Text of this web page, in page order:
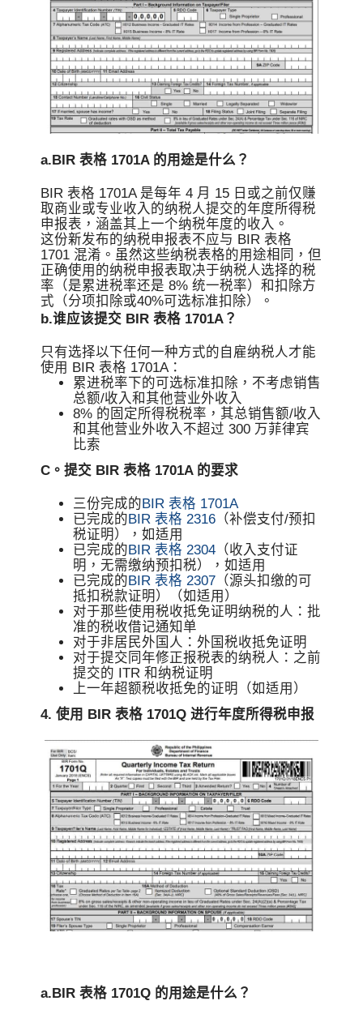
a.BIR 表格 1701A 的用途是什么？
BIR 表格 1701A 是每年 4 月 15 日或之前仅赚
取商业或专业收入的纳税人提交的年度所得税
申报表，涵盖其上一个纳税年度的收入。
这份新发布的纳税申报表不应与 BIR 表格
1701 混淆。虽然这些纳税表格的用途相同，但
正确使用的纳税申报表取决于纳税人选择的税
率（是累进税率还是 8% 统一税率）和扣除方
式（分项扣除或40%可选标准扣除）。
b.谁应该提交 BIR 表格 1701A？
只有选择以下任何一种方式的自雇纳税人才能
使用 BIR 表格 1701A：
累进税率下的可选标准扣除，不考虑销售
总额/收入和其他营业外收入
8% 的固定所得税税率，其总销售额/收入
和其他营业外收入不超过 300 万菲律宾
比索
C。提交 BIR 表格 1701A 的要求
三份完成的BIR 表格 1701A
已完成的BIR 表格 2316 （补偿支付/预扣
税证明），如适用
已完成的BIR 表格 2304 （收入支付证
明，无需缴纳预扣税），如适用
已完成的BIR 表格 2307 （源头扣缴的可
抵扣税款证明）（如适用）
对于那些使用税收抵免证明纳税的人：批
准的税收借记通知单
对于非居民外国人：外国税收抵免证明
对于提交同年修正报税表的纳税人：之前
提交的 ITR 和纳税证明
上一年超额税收抵免的证明（如适用）
4. 使用 BIR 表格 1701Q 进行年度所得税申报
a.BIR 表格 1701Q 的用途是什么？